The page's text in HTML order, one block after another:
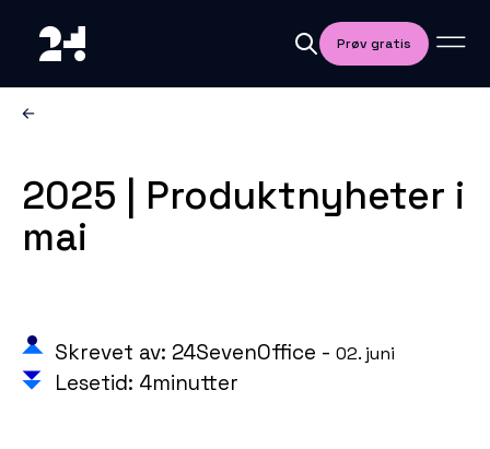
Prøv gratis
2025 | Produktnyheter i
mai
Skrevet av: 24SevenOffice - 02. juni
Lesetid: 4minutter